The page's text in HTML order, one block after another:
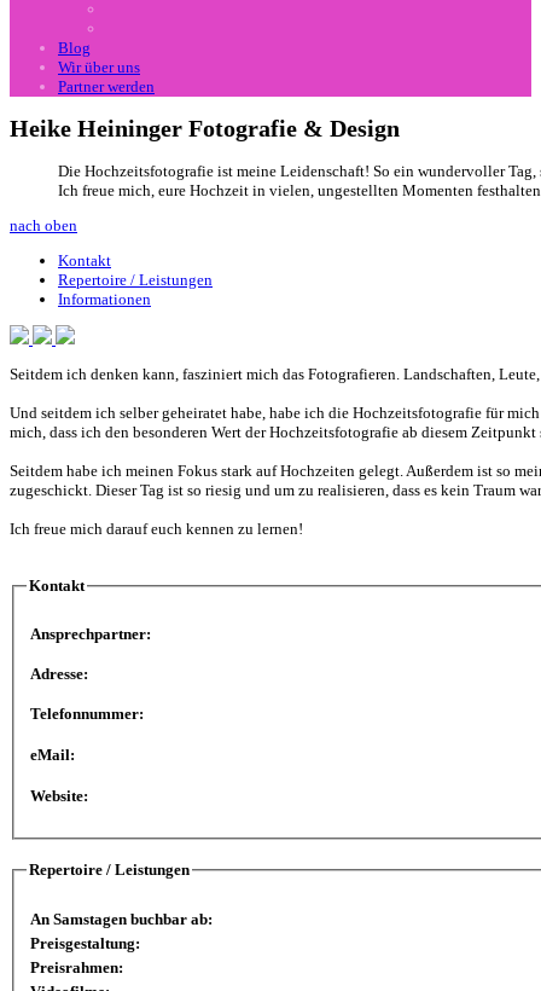
Blog
Wir über uns
Partner werden
Heike Heininger Fotografie & Design
Die Hochzeitsfotografie ist meine Leidenschaft! So ein wundervoller
Ich freue mich, eure Hochzeit in vielen, ungestellten Momenten
nach oben
Kontakt
Repertoire / Leistungen
Informationen
Seitdem ich denken kann, fasziniert mich das Fotografieren. Landschaften,
Und seitdem ich selber geheiratet habe, habe ich die Hochzeitsfotografie für
mich, dass ich den besonderen Wert der Hochzeitsfotografie ab diesem
Seitdem habe ich meinen Fokus stark auf Hochzeiten gelegt. Außerdem ist so
zugeschickt. Dieser Tag ist so riesig und um zu realisieren, dass es kein Traum
Ich freue mich darauf euch kennen zu lernen!
Kontakt
Ansprechpartner:
Adresse:
Telefonnummer:
eMail:
Website:
Repertoire / Leistungen
An Samstagen buchbar ab:
Preisgestaltung:
Preisrahmen: